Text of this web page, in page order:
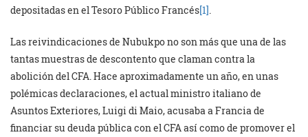
depositadas en el Tesoro Público Francés[1].
Las reivindicaciones de Nubukpo no son más que una de las
tantas muestras de descontento que claman contra la
abolición del CFA. Hace aproximadamente un año, en unas
polémicas declaraciones, el actual ministro italiano de
Asuntos Exteriores, Luigi di Maio, acusaba a Francia de
financiar su deuda pública con el CFA así como de promover el